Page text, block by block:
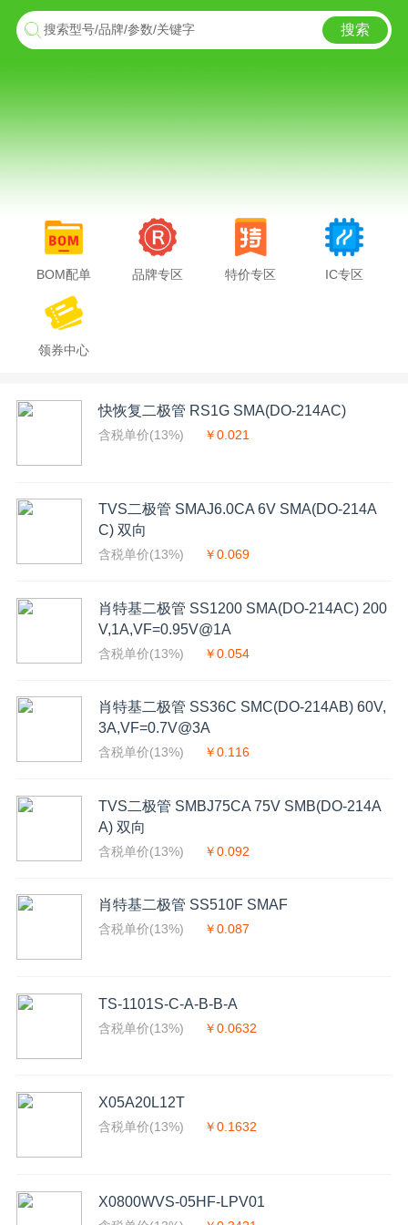
搜索型号/品牌/参数/关键字 搜索
BOM配单 品牌专区 特价专区 IC专区
领券中心
快恢复二极管 RS1G SMA(DO-214AC)
含税单价(13%) ￥0.021
TVS二极管 SMAJ6.0CA 6V SMA(DO-214A
C) 双向
含税单价(13%) ￥0.069
肖特基二极管 SS1200 SMA(DO-214AC) 200
V,1A,VF=0.95V@1A
含税单价(13%) ￥0.054
肖特基二极管 SS36C SMC(DO-214AB) 60V,
3A,VF=0.7V@3A
含税单价(13%) ￥0.116
TVS二极管 SMBJ75CA 75V SMB(DO-214A
A) 双向
含税单价(13%) ￥0.092
肖特基二极管 SS510F SMAF
含税单价(13%) ￥0.087
TS-1101S-C-A-B-B-A
含税单价(13%) ￥0.0632
X05A20L12T
含税单价(13%) ￥0.1632
X0800WVS-05HF-LPV01